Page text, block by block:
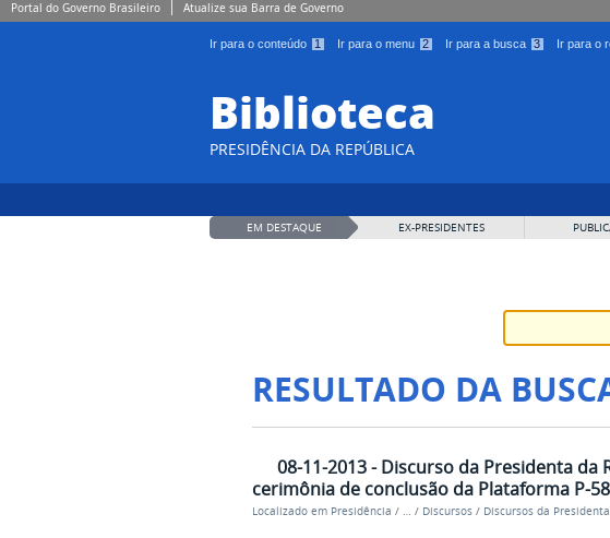
Portal do Governo Brasileiro Atualize sua Barra de Governo
Ir para o conteúdo 1 Ir para o menu 2 Ir para a busca 3 Ir para o
Biblioteca
PRESIDÊNCIA DA REPÚBLICA
EM DESTAQUE EX-PRESIDENTES
RESULTADO DA
08-11-2013 - Discurso da Presidenta da
cerimônia de conclusão da Plataforma P-
Localizado em Presidência / … / Discursos / Discursos da Presidenta